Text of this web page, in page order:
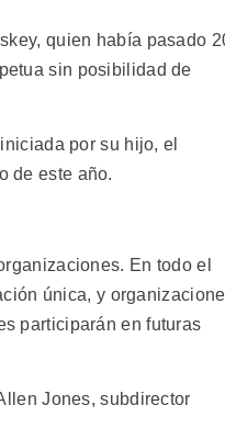
quien había pasado
sin posibilidad de
por su hijo, el
de este año.
En todo el
única, y
participarán en futuras
Jones, subdirector